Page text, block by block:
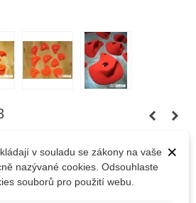
Xcult.
×
v souladu se zákony na vaše
nazývané cookies. Odsouhlaste
souborů pro použití webu.